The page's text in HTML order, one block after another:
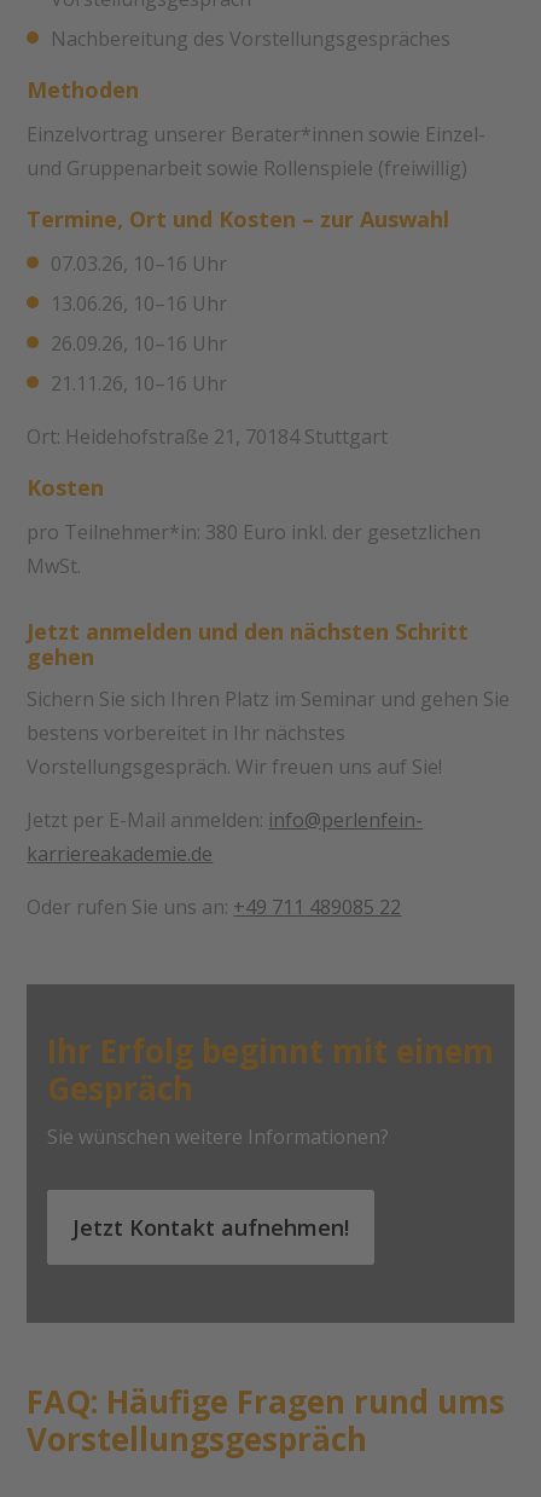
Nachbereitung des Vorstellungsgespräches
Methoden
Einzelvortrag unserer Berater*innen sowie Einzel-
und Gruppenarbeit sowie Rollenspiele (freiwillig)
Termine, Ort und Kosten – zur Auswahl
07.03.26, 10–16 Uhr
13.06.26, 10–16 Uhr
26.09.26, 10–16 Uhr
21.11.26, 10–16 Uhr
Ort: Heidehofstraße 21, 70184 Stuttgart
Kosten
pro Teilnehmer*in: 380 Euro inkl. der gesetzlichen
MwSt.
Jetzt anmelden und den nächsten Schritt
gehen
Sichern Sie sich Ihren Platz im Seminar und gehen Sie
bestens vorbereitet in Ihr nächstes
Vorstellungsgespräch. Wir freuen uns auf Sie!
Jetzt per E-Mail anmelden: info@perlenfein-
karriereakademie.de
Oder rufen Sie uns an: +49 711 489085 22
Ihr Erfolg beginnt mit einem
Gespräch
Sie wünschen weitere Informationen?
Jetzt Kontakt aufnehmen!
FAQ: Häufige Fragen rund ums
Vorstellungsgespräch